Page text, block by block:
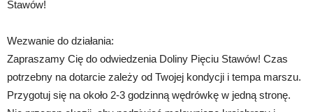
Stawów!
Wezwanie do działania:
Zapraszamy Cię do odwiedzenia Doliny Pięciu Stawów! Czas
potrzebny na dotarcie zależy od Twojej kondycji i tempa marszu.
Przygotuj się na około 2-3 godzinną wędrówkę w jedną stronę.